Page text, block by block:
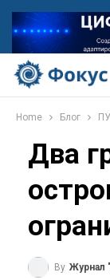
Home Блог
Два
By Журнал